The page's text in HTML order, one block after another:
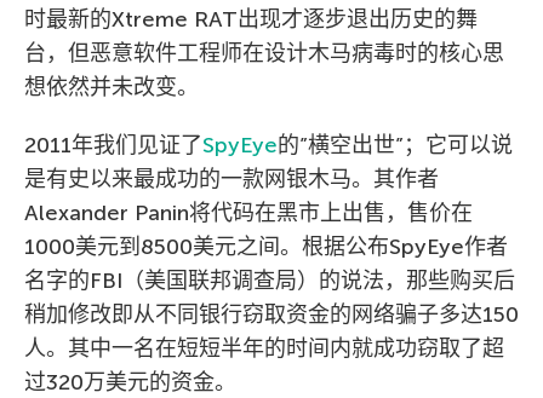
时最新的Xtreme RAT出现才逐步退出历史的舞
台，但恶意软件工程师在设计木马病毒时的核心思
想依然并未改变。
2011年我们见证了SpyEye的”横空出世”；它可以说
是有史以来最成功的一款网银木马。其作者
Alexander Panin将代码在黑市上出售，售价在
1000美元到8500美元之间。根据公布SpyEye作者
名字的FBI（美国联邦调查局）的说法，那些购买后
稍加修改即从不同银行窃取资金的网络骗子多达150
人。其中一名在短短半年的时间内就成功窃取了超
过320万美元的资金。